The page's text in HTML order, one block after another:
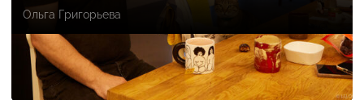
Ольга Григорьева